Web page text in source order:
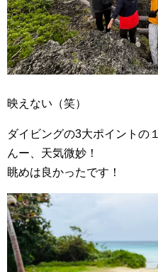
映えない（笑）
ダイビングの3大ポイントの
んー、天気微妙！
眺めは良かったです！